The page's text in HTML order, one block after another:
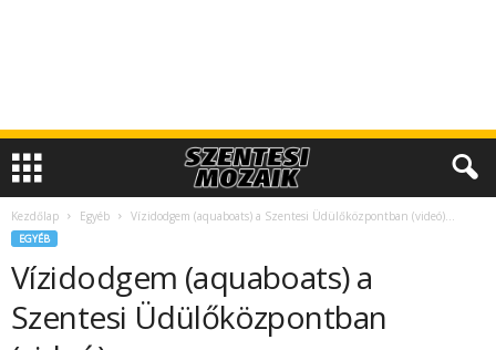
Kezdőlap Egyéb Vízidodgem (aquaboats) a Szentesi Üdülőközpontban (videó)…
EGYÉB
Vízidodgem (aquaboats) a
Szentesi Üdülőközpontban